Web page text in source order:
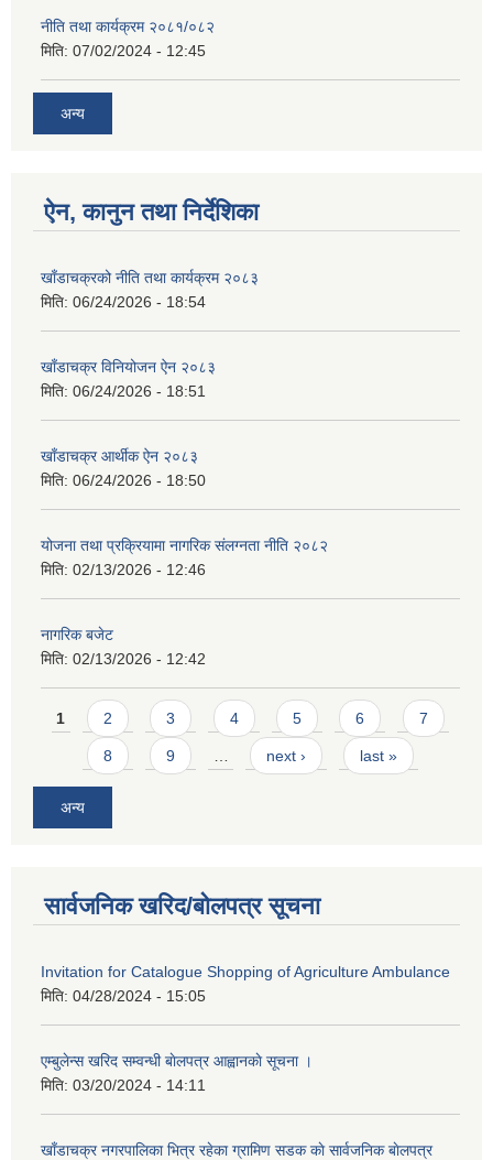
नीति तथा कार्यक्रम २०८१/०८२
मिति: 07/02/2024 - 12:45
अन्य
ऐन, कानुन तथा निर्देशिका
खाँडाचक्रको नीति तथा कार्यक्रम २०८३
मिति: 06/24/2026 - 18:54
खाँडाचक्र विनियोजन ऐन २०८३
मिति: 06/24/2026 - 18:51
खाँडाचक्र आर्थीक ऐन २०८३
मिति: 06/24/2026 - 18:50
योजना तथा प्रक्रियामा नागरिक संलग्नता नीति २०८२
मिति: 02/13/2026 - 12:46
नागरिक बजेट
मिति: 02/13/2026 - 12:42
Pages
1 2 3 4 5 6 7
8 9 … next › last »
अन्य
सार्वजनिक खरिद/बोलपत्र सूचना
Invitation for Catalogue Shopping of Agriculture Ambulance
मिति: 04/28/2024 - 15:05
एम्बुलेन्स खरिद सम्वन्धी बाेलपत्र आह्वानकाे सूचना ।
मिति: 03/20/2024 - 14:11
खाँडाचक्र नगरपालिका भित्र रहेका ग्रामिण सडक काे सार्वजनिक बाेलपत्र